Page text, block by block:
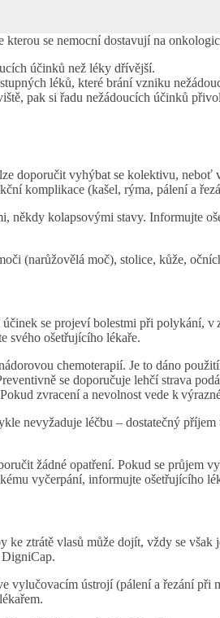
se nemocní dostavují na
účinků než léky dřívější.
léků, které brání vzniku
pak si řadu nežádoucích účinků
doporučit vyhýbat se kolektivu,
komplikace (kašel, rýma, pálení a
někdy kolapsovými stavy. Informujte
(narůžovělá moč), stolice, kůže,
se projeví bolestmi při polykání,
svého ošetřujícího lékaře.
chemoterapií. Je to dáno
se doporučuje lehčí strava
zvracení a nevolnost vede k
nevyžaduje léčbu – dostatečný
žádné opatření. Pokud se průjem
vyčerpání, informujte ošetřujícího
ztrátě vlasů může dojít, vždy se
vylučovacím ústrojí (pálení a řezání